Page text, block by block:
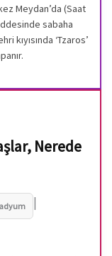
Meydan’da (Saat
sabaha
kıyısında ‘Tzaros’
Nerede
|